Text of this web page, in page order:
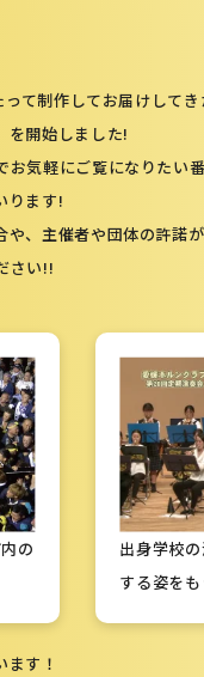
て制作してお届けして
を開始しました!
気軽にご覧になりたい
ります!
、主催者や団体の許諾
さい!!
の
出身学校
する姿を
す！